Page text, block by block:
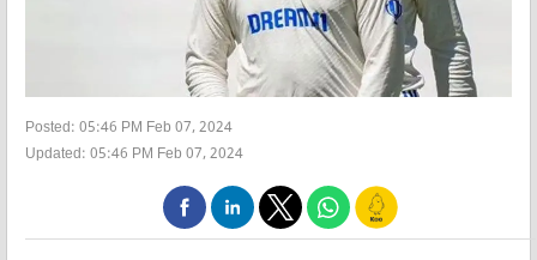
Posted: 05:46 PM Feb 07, 2024
Updated: 05:46 PM Feb 07, 2024